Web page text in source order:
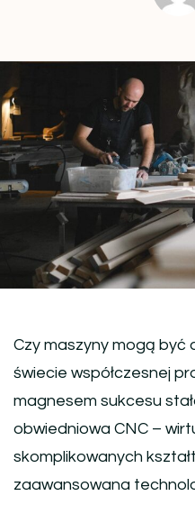
Czy maszyny mogą być
świecie współczesnej
magnesem sukcesu
obwiedniowa CNC –
skomplikowanych
zaawansowana